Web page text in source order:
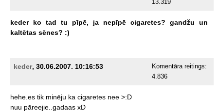
13.319
keder ko tad tu pīpē, ja nepīpē cigaretes? gandžu
un
kaltētas sēnes? :)
keder, 30.06.2007. 10:16:53
Komentāra reitings:
4.836
hehe.es tik minēju ka cigaretes nee >:D
nuu pāreejie..gadaas xD